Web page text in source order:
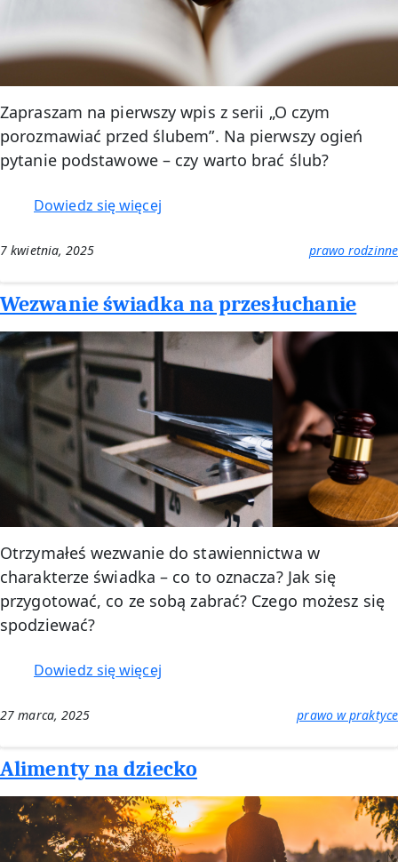
Zapraszam na pierwszy wpis z serii „O czym
porozmawiać przed ślubem”. Na pierwszy ogień
pytanie podstawowe – czy warto brać ślub?
Dowiedz się więcej:
ślub
–
perspektywa
prawnika
7 kwietnia, 2025 prawo rodzinne
Wezwanie świadka na przesłuchanie
Otrzymałeś wezwanie do stawiennictwa w
charakterze świadka – co to oznacza? Jak się
przygotować, co ze sobą zabrać? Czego możesz się
spodziewać?
Dowiedz się więcej:
przesłuchanie
27 marca, 2025 prawo w praktyce
Alimenty na dziecko